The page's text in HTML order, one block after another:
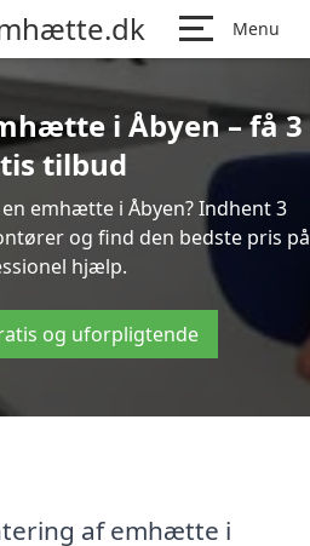
Menu
i Åbyen – få 3
tilbud
emhætte i Åbyen? Indhent 3
og find den bedste pris på
hjælp.
og uforpligtende
af emhætte i